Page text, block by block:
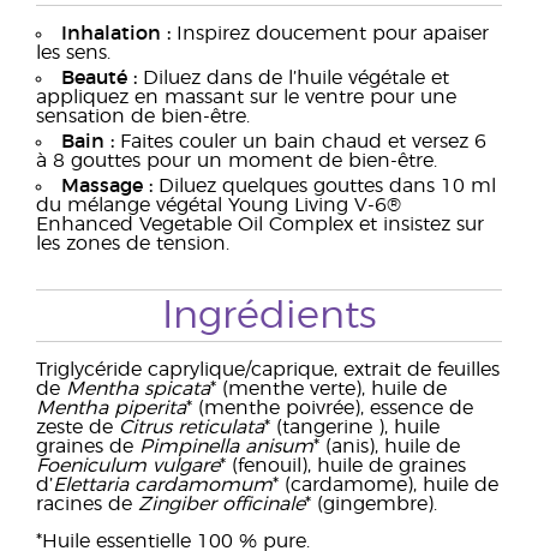
Inhalation : Inspirez doucement pour apaiser
les sens.
Beauté : Diluez dans de l’huile végétale et
appliquez en massant sur le ventre pour une
sensation de bien-être.
Bain : Faites couler un bain chaud et versez 6
à 8 gouttes pour un moment de bien-être.
Massage : Diluez quelques gouttes dans 10 ml
du mélange végétal Young Living V-6®
Enhanced Vegetable Oil Complex et insistez sur
les zones de tension.
Ingrédients
Triglycéride caprylique/caprique, extrait de feuilles
de Mentha spicata* (menthe verte), huile de
Mentha piperita* (menthe poivrée), essence de
zeste de Citrus reticulata* (tangerine ), huile
graines de Pimpinella anisum* (anis), huile de
Foeniculum vulgare* (fenouil), huile de graines
d’Elettaria cardamomum* (cardamome), huile de
racines de Zingiber officinale* (gingembre).
*Huile essentielle 100 % pure.